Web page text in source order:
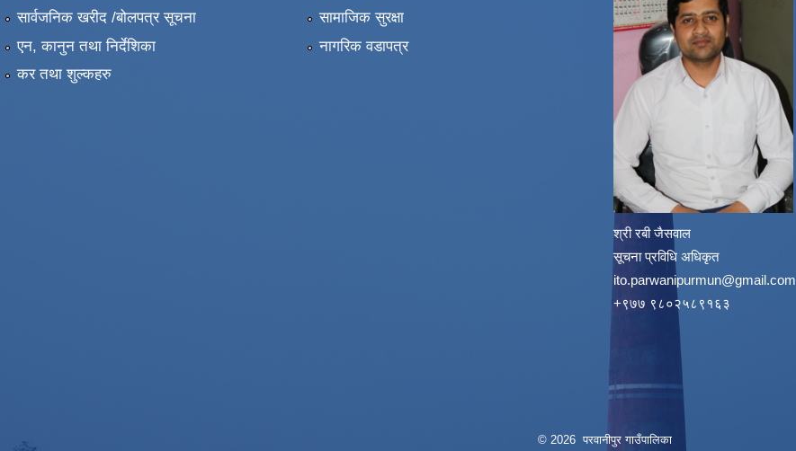
सार्वजनिक खरीद /बोलपत्र सूचना
एन, कानुन तथा निर्देशिका
कर तथा शुल्कहरु
सामाजिक सुरक्षा
नागरिक वडापत्र
श्री रबी जैसवाल
सूचना प्रविधि अधिकृत
ito.parwanipurmun@gmail.com
‌+९७७ ९८०२५८९१६३
© 2026 परवानीपुर गाउँपालिका